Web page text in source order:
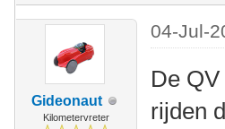
Gideonaut
Kilometervreter
04-Jul-
De
rijden